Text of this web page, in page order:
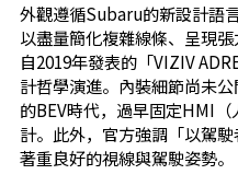
外觀遵循Subaru的新設計語
以盡量簡化複雜線條、呈現
自2019年發表的「VIZIV
計哲學演進。內裝細節尚未
的BEV時代，過早固定HMI
計。此外，官方強調「以駕駛
著重良好的視線與駕駛姿勢。